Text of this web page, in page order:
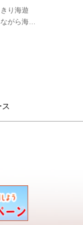
り海遊
がら海の